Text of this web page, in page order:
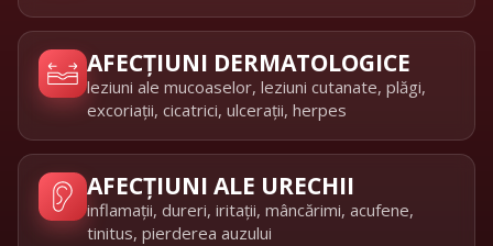
AFECȚIUNI DERMATOLOGICE
leziuni ale mucoaselor, leziuni cutanate, plăgi,
excoriații, cicatrici, ulcerații, herpes
AFECȚIUNI ALE URECHII
inflamații, dureri, iritații, mâncărimi, acufene,
tinitus, pierderea auzului